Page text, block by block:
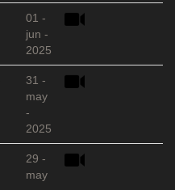
01 -
jun -
2025
31 -
may
-
2025
29 -
may